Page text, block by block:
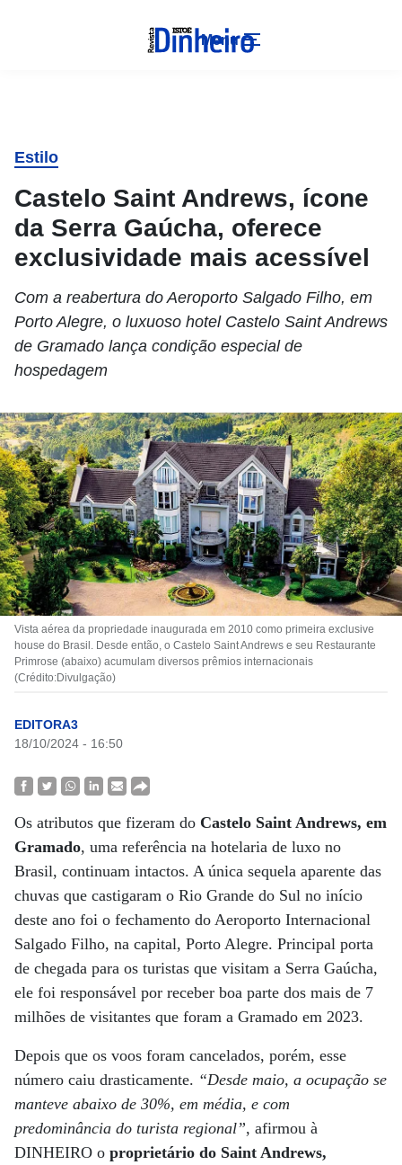
Menu
Estilo
Castelo Saint Andrews, ícone
da Serra Gaúcha, oferece
exclusividade mais acessível
Com a reabertura do Aeroporto Salgado Filho, em
Porto Alegre, o luxuoso hotel Castelo Saint Andrews
de Gramado lança condição especial de
hospedagem
Vista aérea da propriedade inaugurada em 2010 como primeira exclusive
house do Brasil. Desde então, o Castelo Saint Andrews e seu Restaurante
Primrose (abaixo) acumulam diversos prêmios internacionais
(Crédito:Divulgação)
EDITORA3
18/10/2024 - 16:50
Os atributos que fizeram do Castelo Saint Andrews, em
Gramado, uma referência na hotelaria de luxo no
Brasil, continuam intactos. A única sequela aparente das
chuvas que castigaram o Rio Grande do Sul no início
deste ano foi o fechamento do Aeroporto Internacional
Salgado Filho, na capital, Porto Alegre. Principal porta
de chegada para os turistas que visitam a Serra Gaúcha,
ele foi responsável por receber boa parte dos mais de 7
milhões de visitantes que foram a Gramado em 2023.
Depois que os voos foram cancelados, porém, esse
número caiu drasticamente. “Desde maio, a ocupação se
manteve abaixo de 30%, em média, e com
predominância do turista regional”, afirmou à
DINHEIRO o proprietário do Saint Andrews,